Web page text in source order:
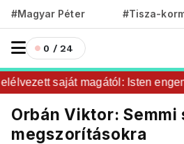
#Magyar Péter #Tisza-
0 / 24
saját magától: Isten engem
Orbán Viktor: Semmi
megszorításokra